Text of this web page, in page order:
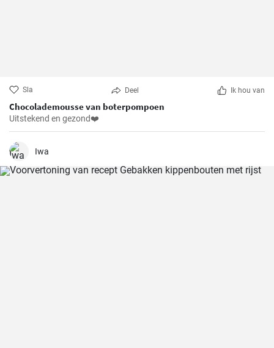
Sla Deel Ik hou van
Chocolademousse van boterpompoen
Uitstekend en gezond❤️
Iwa